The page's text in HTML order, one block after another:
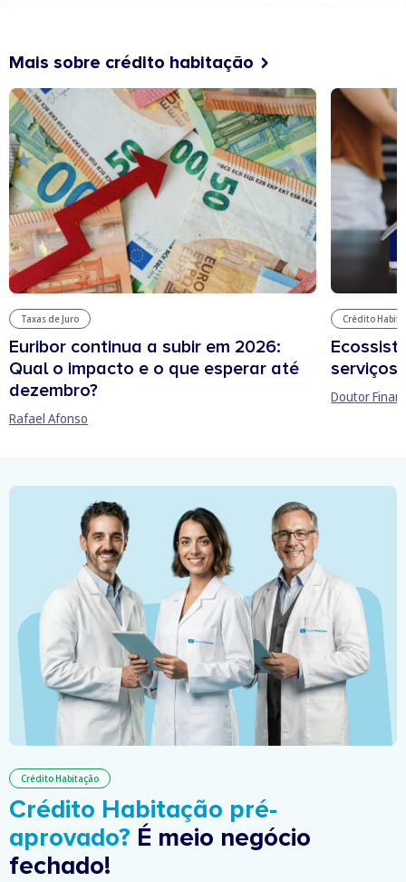
Mais sobre crédito habitação
Taxas de Juro
Euribor continua a subir em 2026:
Qual o impacto e o que esperar até
dezembro?
Rafael Afonso
Crédito
serviços
Doutor
Crédito Habitação
Crédito Habitação pré-
aprovado? É meio negócio
fechado!